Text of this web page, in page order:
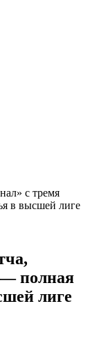
с тремя
в высшей лиге
— полная
лиге